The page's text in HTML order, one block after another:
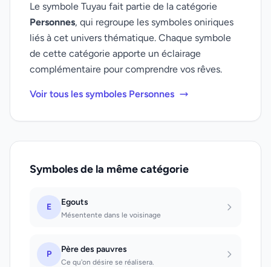
Le symbole Tuyau fait partie de la catégorie
Personnes, qui regroupe les symboles oniriques
liés à cet univers thématique. Chaque symbole
de cette catégorie apporte un éclairage
complémentaire pour comprendre vos rêves.
Voir tous les symboles Personnes
Symboles de la même catégorie
E Egouts
Mésentente dans le voisinage
P Père des pauvres
Ce qu'on désire se réalisera.